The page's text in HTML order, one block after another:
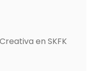
en SKFK